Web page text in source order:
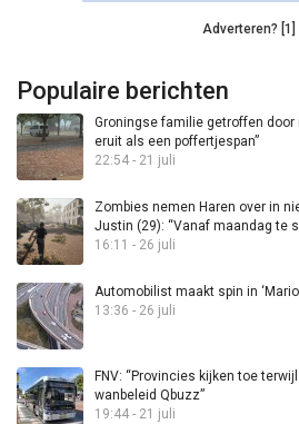
Adverteren? [1]
Populaire berichten
Groningse familie getroffen door
eruit als een poffertjespan”
22:54 - 21 juli
Zombies nemen Haren over in
Justin (29): “Vanaf maandag te
16:11 - 26 juli
Automobilist maakt spin in ‘Mario
13:36 - 26 juli
FNV: “Provincies kijken toe
wanbeleid Qbuzz”
19:44 - 21 juli